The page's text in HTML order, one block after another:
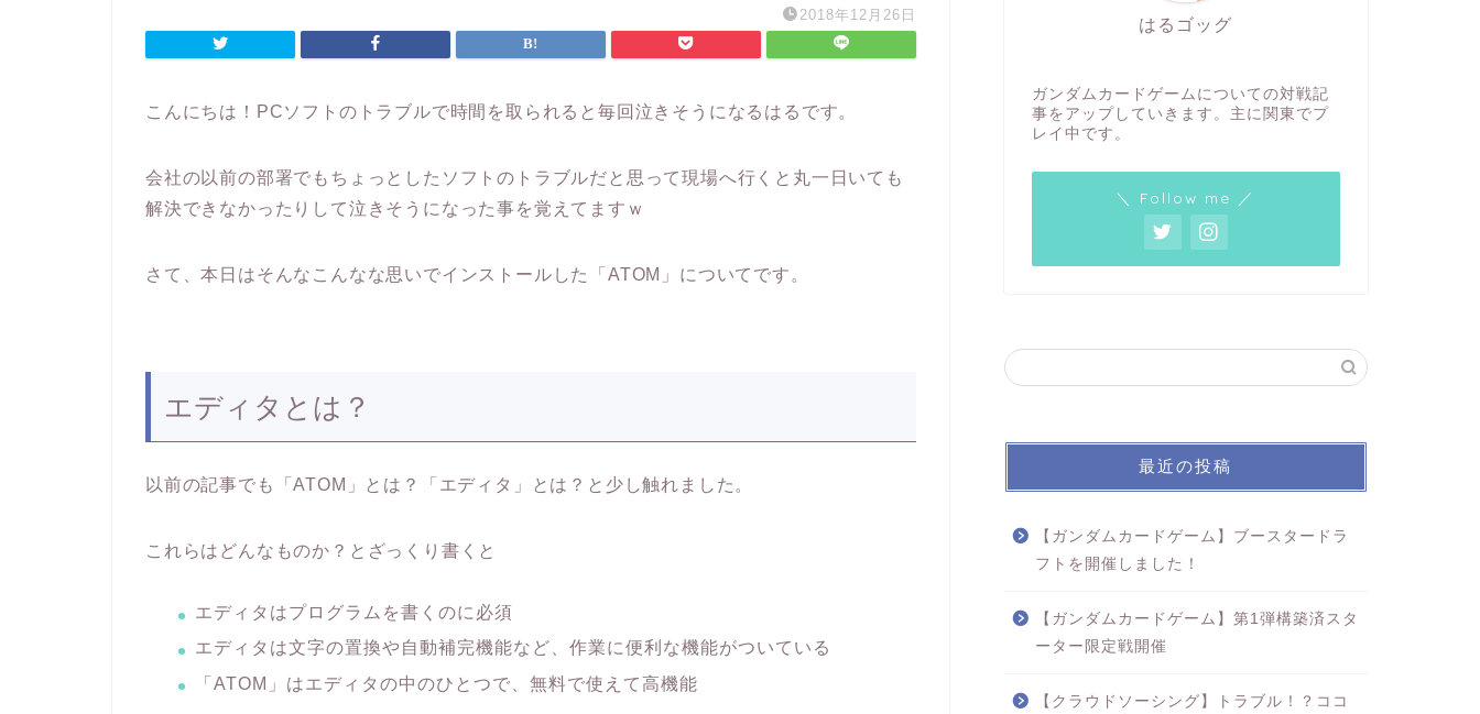
2018年12月26日
こんにちは！PCソフトのトラブルで時間を取られると毎回泣きそうになるはるです。
会社の以前の部署でもちょっとしたソフトのトラブルだと思って現場へ行くと丸一日いても
解決できなかったりして泣きそうになった事を覚えてますｗ
さて、本日はそんなこんなな思いでインストールした「ATOM」についてです。
エディタとは？
以前の記事でも「ATOM」とは？「エディタ」とは？と少し触れました。
これらはどんなものか？とざっくり書くと
エディタはプログラムを書くのに必須
エディタは文字の置換や自動補完機能など、作業に便利な機能がついている
「ATOM」はエディタの中のひとつで、無料で使えて高機能
はるゴッグ
ガンダムカードゲームについての対戦記
事をアップしていきます。主に関東でプ
レイ中です。
＼ Follow me ／
最近の投稿
【ガンダムカードゲーム】ブースタードラ
フトを開催しました！
【ガンダムカードゲーム】第1弾構築済スタ
ーター限定戦開催
【クラウドソーシング】トラブル！？ココ